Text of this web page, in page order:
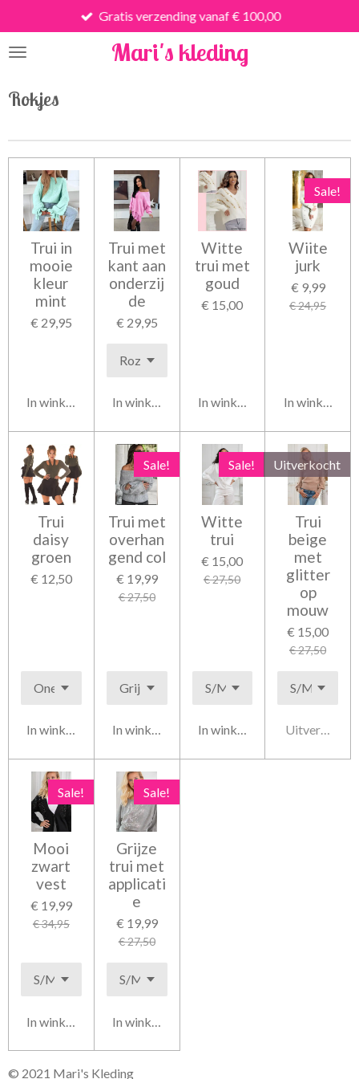
direct
naar
hoofdinhoud
Mari's kleding
Gratis verzending vanaf € 100,00
Rokjes
Trui in
mooie
kleur
mint
€ 29,95
In winkelwagen
Trui met
kant aan
onderzij
de
€ 29,95
In winkelwagen
Witte
trui met
goud
€ 15,00
In winkelwagen
Sale!
Wiite
jurk
€ 9,99
€ 24,95
In
Trui
daisy
groen
€ 12,50
In winkelwagen
Sale!
Trui met
overhan
gend col
€ 19,99
€ 27,50
In winkelwagen
Sale!
Witte
trui
€ 15,00
€ 27,50
In winkelwagen
Uitverkocht
Trui
beige
met
glitter
op
mouw
€ 15,00
€ 27,50
Uitverkocht
Sale!
Mooi
zwart
vest
€ 19,99
€ 34,95
In winkelwagen
Sale!
Grijze
trui met
applicati
e
€ 19,99
€ 27,50
In winkelwagen
© 2021 Mari's Kleding